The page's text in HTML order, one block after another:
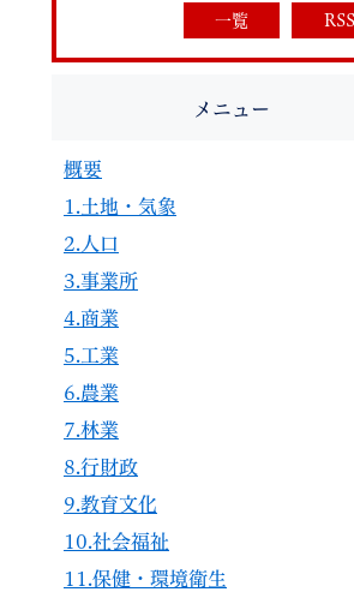
音声読み上げ
携帯サイト
一覧 RSS
メニュー
概要
1.土地・気象
2.人口
3.事業所
4.商業
5.工業
6.農業
7.林業
8.行財政
9.教育文化
10.社会福祉
11.保健・環境衛生